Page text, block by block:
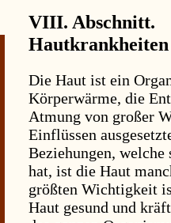
VIII. Abschnitt.
Hautkrankheiten
Die Haut ist ein
Körperwärme, die
Atmung von großer
Einflüssen
Beziehungen, welche
hat, ist die Haut
größten Wichtigkeit
Haut gesund und